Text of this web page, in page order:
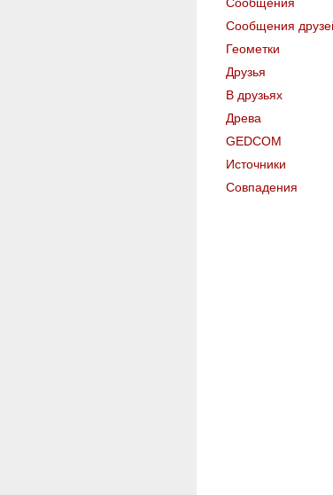
Сообщения
Геометки
Друзья
В друзьях
Древа
GEDCOM
Источники
Совпадения